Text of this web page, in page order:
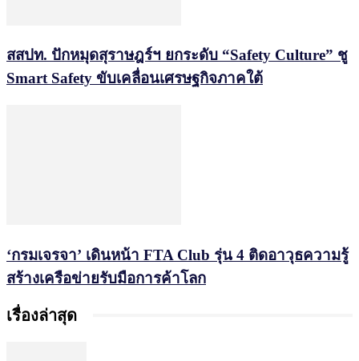
สสปท. ปักหมุดสุราษฎร์ฯ ยกระดับ “Safety Culture” ชู
Smart Safety ขับเคลื่อนเศรษฐกิจภาคใต้
‘กรมเจรจา’ เดินหน้า FTA Club รุ่น 4 ติดอาวุธความรู้
สร้างเครือข่ายรับมือการค้าโลก
เรื่องล่าสุด